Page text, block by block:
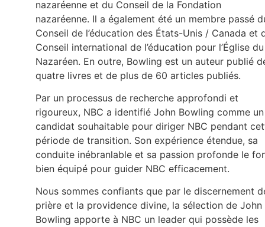
nazaréenne et du Conseil de la Fondation
nazaréenne. Il a également été un membre passé
Conseil de l’éducation des États-Unis / Canada et
Conseil international de l’éducation pour l’Église du
Nazaréen. En outre, Bowling est un auteur publié
quatre livres et de plus de 60 articles publiés.
Par un processus de recherche approfondi et
rigoureux, NBC a identifié John Bowling comme un
candidat souhaitable pour diriger NBC pendant
période de transition. Son expérience étendue, sa
conduite inébranlable et sa passion profonde le
bien équipé pour guider NBC efficacement.
Nous sommes confiants que par le discernement
prière et la providence divine, la sélection de John
Bowling apporte à NBC un leader qui possède les